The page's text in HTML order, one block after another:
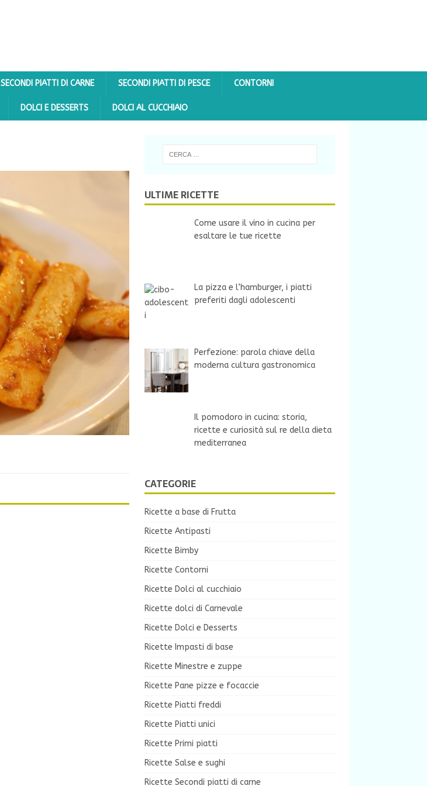
SECONDI PIATTI DI CARNE SECONDI PIATTI DI PESCE CONTORNI
DOLCI E DESSERTS DOLCI AL CUCCHIAIO
ULTIME RICETTE
Come usare il vino in cucina per
esaltare le tue ricette
La pizza e l’hamburger, i piatti
preferiti dagli adolescenti
Perfezione: parola chiave della
moderna cultura gastronomica
Il pomodoro in cucina: storia,
ricette e curiosità sul re della dieta
mediterranea
CATEGORIE
Ricette a base di Frutta
Ricette Antipasti
Ricette Bimby
Ricette Contorni
Ricette Dolci al cucchiaio
Ricette dolci di Carnevale
Ricette Dolci e Desserts
Ricette Impasti di base
Ricette Minestre e zuppe
Ricette Pane pizze e focaccie
Ricette Piatti freddi
Ricette Piatti unici
Ricette Primi piatti
Ricette Salse e sughi
Ricette Secondi piatti di carne